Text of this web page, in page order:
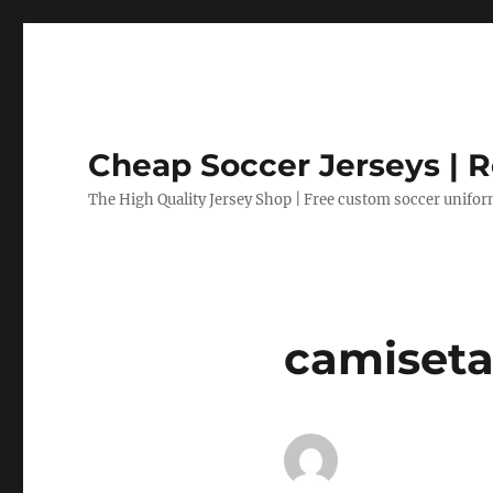
Cheap Soccer Jerseys |
The High Quality Jersey Shop | Free custom soccer